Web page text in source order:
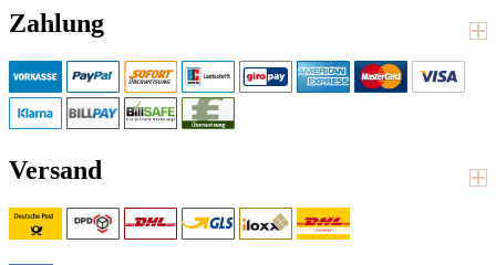
Zahlung
Versand